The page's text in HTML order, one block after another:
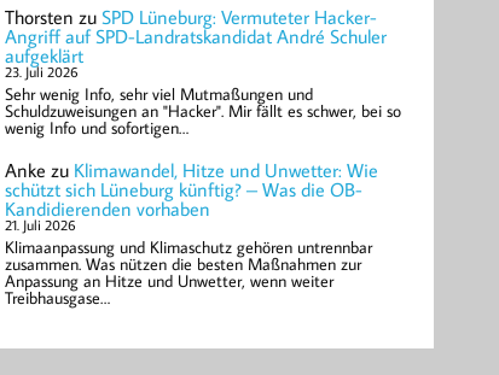
Thorsten zuSPD Lüneburg: Vermuteter Hacker-
Angriff auf SPD-Landratskandidat André Schuler
aufgeklärt
23. Juli 2026
Sehr wenig Info, sehr viel Mutmaßungen und
Schuldzuweisungen an "Hacker". Mir fällt es schwer, bei so
wenig Info und sofortigen…
Anke zu Klimawandel, Hitze und Unwetter: Wie
schützt sich Lüneburg künftig? – Was die OB-
Kandidierenden vorhaben
21. Juli 2026
Klimaanpassung und Klimaschutz gehören untrennbar
zusammen. Was nützen die besten Maßnahmen zur
Anpassung an Hitze und Unwetter, wenn weiter
Treibhausgase…